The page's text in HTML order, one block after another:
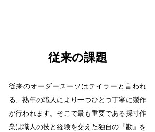
従来の課題
従来のオーダースーツはテイラーと言われ
る、熟年の職人により一つひとつ丁寧に製作
が行われます。そこで最も重要である採寸作
業は職人の技と経験を交えた独自の『勘』を